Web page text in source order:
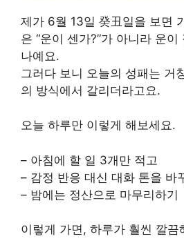
제가 6월 13일 癸丑일을 보면
은 “운이 센가?”가 아니라 운
나예요.
그러다 보니 오늘의 성패는 거
의 방식에서 갈리더라고요.
오늘 하루만 이렇게 해보세요.
– 아침에 할 일 3개만 적고
– 감정 반응 대신 대화 톤을 바
– 밤에는 정산으로 마무리하기
이렇게 가면, 하루가 훨씬 깔끔